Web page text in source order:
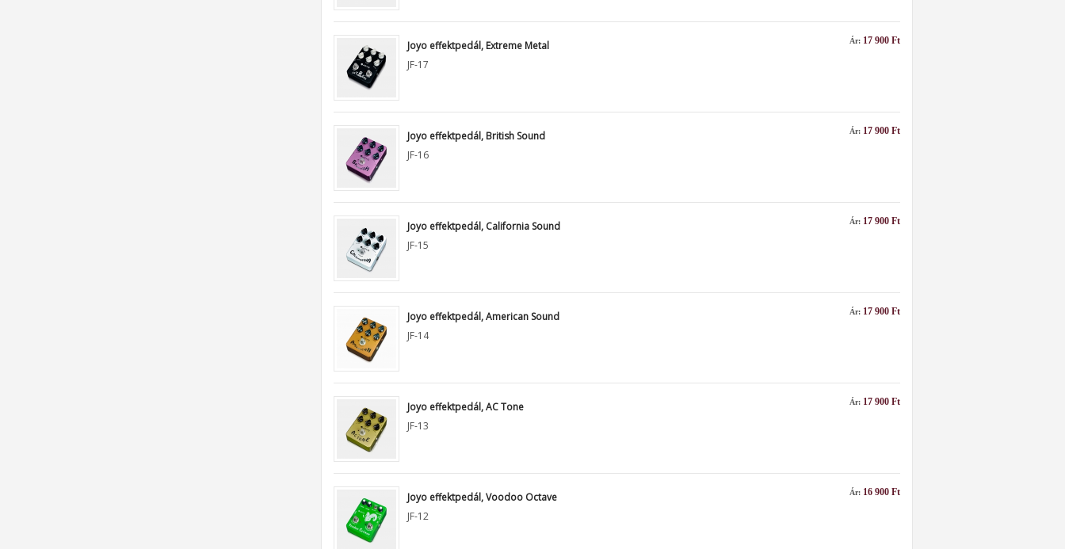
Ár: 17 900 Ft
Joyo effektpedál, Extreme Metal
JF-17
Ár: 17 900 Ft
Joyo effektpedál, British Sound
JF-16
Ár: 17 900 Ft
Joyo effektpedál, California Sound
JF-15
Ár: 17 900 Ft
Joyo effektpedál, American Sound
JF-14
Ár: 17 900 Ft
Joyo effektpedál, AC Tone
JF-13
Ár: 16 900 Ft
Joyo effektpedál, Voodoo Octave
JF-12